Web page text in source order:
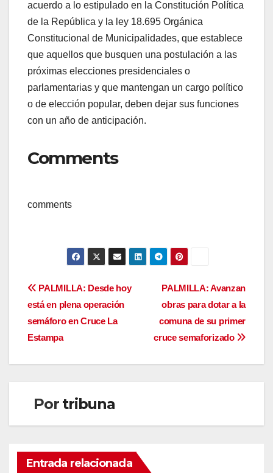
acuerdo a lo estipulado en la Constitución Política
de la República y la ley 18.695 Orgánica
Constitucional de Municipalidades, que establece
que aquellos que busquen una postulación a las
próximas elecciones presidenciales o
parlamentarias y que mantengan un cargo político
o de elección popular, deben dejar sus funciones
con un año de anticipación.
Comments
comments
Navegación
de
entradas
PALMILLA: Avanzan
obras para dotar a la
comuna de su primer
cruce semaforizado
PALMILLA: Desde hoy
está en plena operación
semáforo en Cruce La
Estampa
Por tribuna
Entrada relacionada